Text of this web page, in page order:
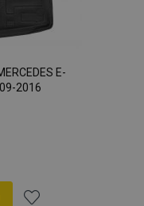
E-
2016